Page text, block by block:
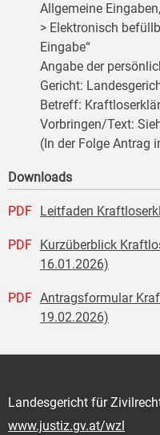
Allgemeine
> Elektronisch
Eingabe“
Angabe der
Gericht:
Betreff:
Vorbringen/Text:
(In der Folge Antrag
Downloads
PDF Leitfaden
PDF
Kurzüberblick
16.01.2026)
PDF Antragsformular
19.02.2026)
Landesgericht für
www.justiz.gv.at/wzl